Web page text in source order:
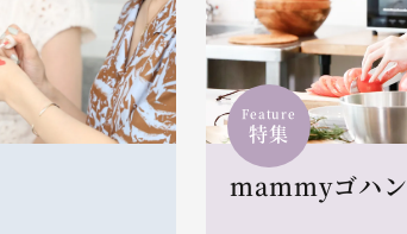
Feature
特集
mammyゴハン